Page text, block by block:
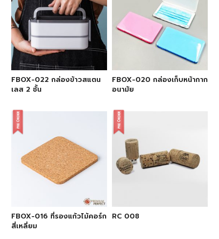
FBOX-022 กล่องข้าวสแตน
เลส 2 ชั้น
FBOX-020 กล่องเก็บหน้ากาก
อนามัย
FBOX-016 ที่รองแก้วไม้คอร์ก
สี่เหลี่ยม
RC 008